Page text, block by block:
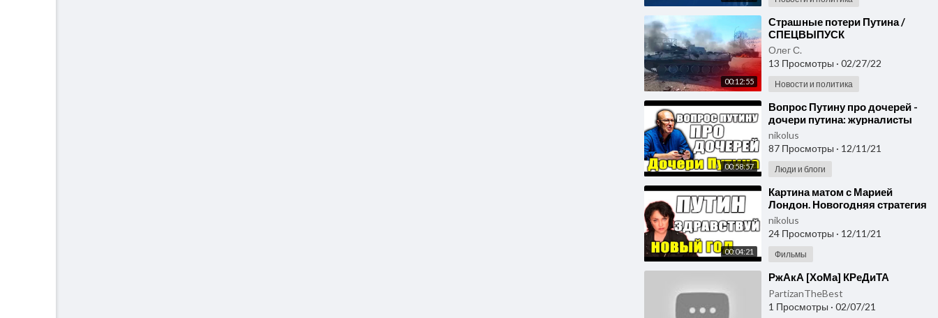
00:12:55
⁣Страшные потери Путина /
СПЕЦВЫПУСК
Олег С.
13 Просмотры · 02/27/22
Новости и политика
00:58:57
⁣Вопрос Путину про дочерей -
дочери путина: журналисты
рассекретили уже и старшую
наследницу Путина.
nikolus
87 Просмотры · 12/11/21
Люди и блоги
00:04:21
⁣Картина матом с Марией
Лондон. Новогодняя стратегия
Путина. Новости 1.0
nikolus
24 Просмотры · 12/11/21
Фильмы
⁣РжАкА [ХоМа] КРеДиТА
PartizanTheBest
1 Просмотры · 02/07/21